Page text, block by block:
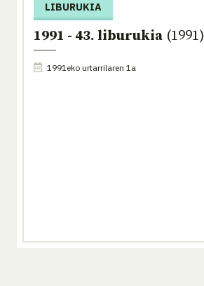
LIBURUKIA
1991 - 43. liburukia (1991)
1991eko urtarrilaren 1a